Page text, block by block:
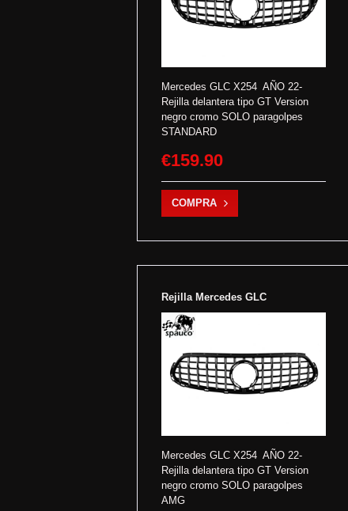
Mercedes GLC X254 AÑO 22-
Rejilla delantera tipo GT Version
negro cromo SOLO paragolpes
STANDARD
€159.90
COMPRA
Rejilla Mercedes GLC
Mercedes GLC X254 AÑO 22-
Rejilla delantera tipo GT Version
negro cromo SOLO paragolpes
AMG